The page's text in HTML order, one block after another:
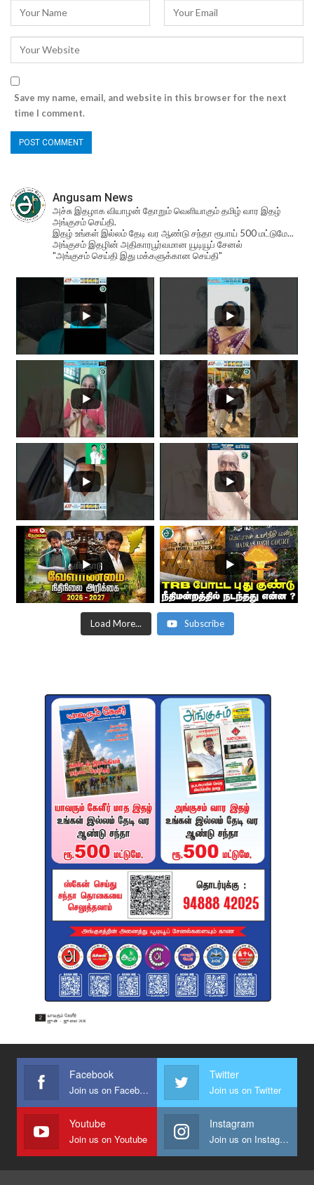
Save my name, email, and website in this browser for the next
time I comment.
Angusam News
அச்சு இதழாக வியாழன் தோறும் வெளியாகும் தமிழ் வார இதழ்
அங்குசம் செய்தி.
இதழ் உங்கள் இல்லம் தேடி வர ஆண்டு சந்தா ரூபாய் 500 மட்டுமே...
அங்குசம் இதழின் அதிகாரபூர்வமான யூடியூப் சேனல்
"அங்குசம் செய்தி இது மக்களுக்கான செய்தி"
Load More... Subscribe
Facebook
Join us on Facebook
Twitter
Join us on Twitter
Youtube
Join us on Youtube
Instagram
Join us on Instagram